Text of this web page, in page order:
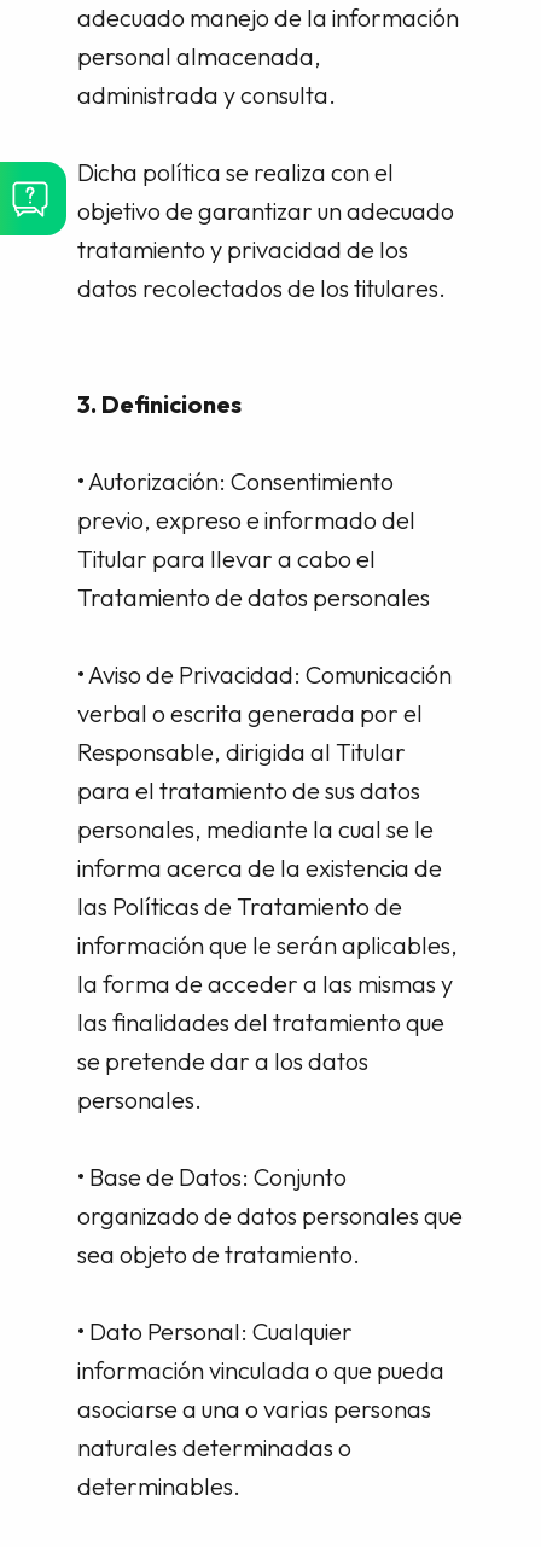
adecuado manejo de la información
personal almacenada,
administrada y consulta.
Dicha política se realiza con el
objetivo de garantizar un adecuado
tratamiento y privacidad de los
datos recolectados de los titulares.
3. Definiciones
• Autorización: Consentimiento
previo, expreso e informado del
Titular para llevar a cabo el
Tratamiento de datos personales
• Aviso de Privacidad: Comunicación
verbal o escrita generada por el
Responsable, dirigida al Titular
para el tratamiento de sus datos
personales, mediante la cual se le
informa acerca de la existencia de
las Políticas de Tratamiento de
información que le serán aplicables,
la forma de acceder a las mismas y
las finalidades del tratamiento que
se pretende dar a los datos
personales.
• Base de Datos: Conjunto
organizado de datos personales que
sea objeto de tratamiento.
• Dato Personal: Cualquier
información vinculada o que pueda
asociarse a una o varias personas
naturales determinadas o
determinables.